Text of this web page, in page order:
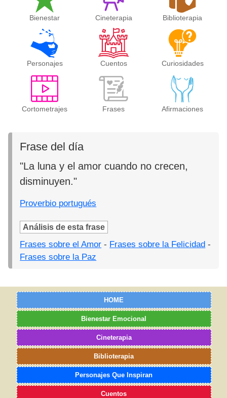
Bienestar Cineterapia Biblioterapia
Personajes Cuentos Curiosidades
Cortometrajes Frases Afirmaciones
Frase del día
"La luna y el amor cuando no crecen,
disminuyen."
Proverbio portugués
Análisis de esta frase
Frases sobre el Amor - Frases sobre la Felicidad -
Frases sobre la Paz
HOME
Bienestar Emocional
Cineterapia
Biblioterapia
Personajes Que Inspiran
Cuentos